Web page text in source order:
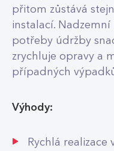
přitom zůstává
instalací.
potřeby údržby
zrychluje opravy a
případných
Výhody:
Rychlá